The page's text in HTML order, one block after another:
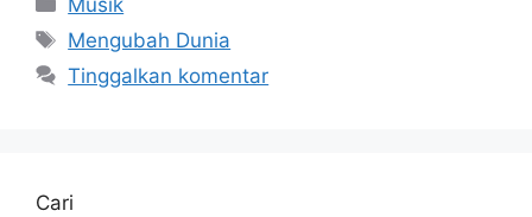
Musik
Tag
Mengubah Dunia
Tinggalkan komentar
Cari